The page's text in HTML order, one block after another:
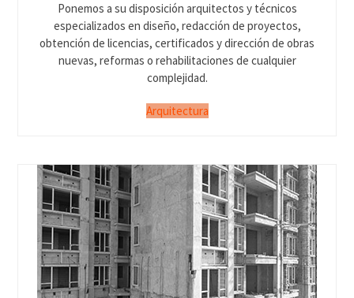
Ponemos a su disposición arquitectos y técnicos
especializados en diseño, redacción de proyectos,
obtención de licencias, certificados y dirección de obras
nuevas, reformas o rehabilitaciones de cualquier
complejidad.
Arquitectura